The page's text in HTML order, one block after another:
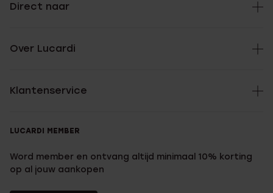
Direct naar
Over Lucardi
Klantenservice
LUCARDI MEMBER
Word member en ontvang altijd minimaal 10% korting
op al jouw aankopen